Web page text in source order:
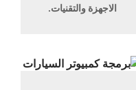
الاجهزة والتقنيات.